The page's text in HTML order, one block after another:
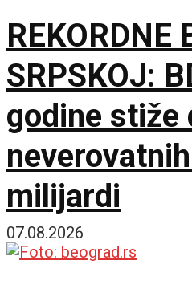
REKORDNE
SRPSKOJ:
godine stiže
milijardi
07.08.2026